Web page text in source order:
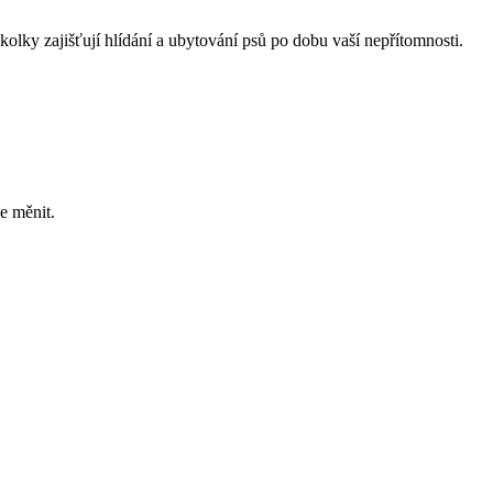
zajišťují hlídání a ubytování psů po dobu vaší nepřítomnosti.
měnit.